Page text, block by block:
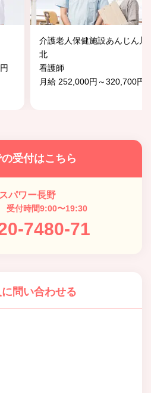
介護老人保健施設あんじん川
北
看護師
月給 252,000円～320,700円
受付はこちら
パワー長野
受付時間9:00〜19:30
7480-71
問い合わせる